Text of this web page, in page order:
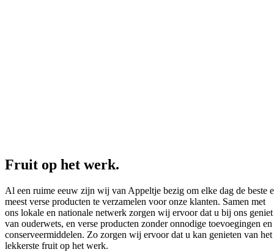
Fruit op het werk.
Al een ruime eeuw zijn wij van Appeltje bezig om elke dag de beste
meest verse producten te verzamelen voor onze klanten. Samen met
ons lokale en nationale netwerk zorgen wij ervoor dat u bij ons geniet
van ouderwets, en verse producten zonder onnodige toevoegingen en
conserveermiddelen. Zo zorgen wij ervoor dat u kan genieten van het
lekkerste fruit op het werk.